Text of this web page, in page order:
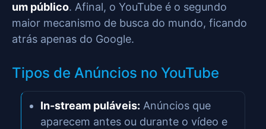
um público. Afinal, o YouTube é o segundo
maior mecanismo de busca do mundo, ficando
atrás apenas do Google.
Tipos de Anúncios no YouTube
In-stream puláveis: Anúncios que
aparecem antes ou durante o vídeo e